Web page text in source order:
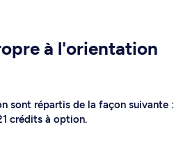
à l'orientation
sont répartis de la façon suivante :
crédits à option.